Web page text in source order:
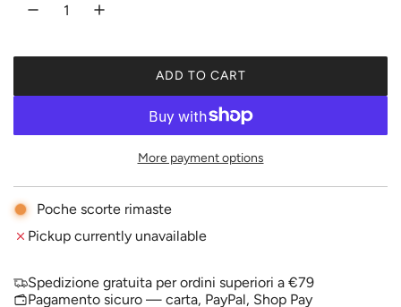
i
c
ADD TO CART
L
A
I
N
.
More payment options
Poche scorte rimaste
Pickup currently unavailable
Spedizione gratuita per ordini superiori a €79
Pagamento sicuro — carta, PayPal, Shop Pay